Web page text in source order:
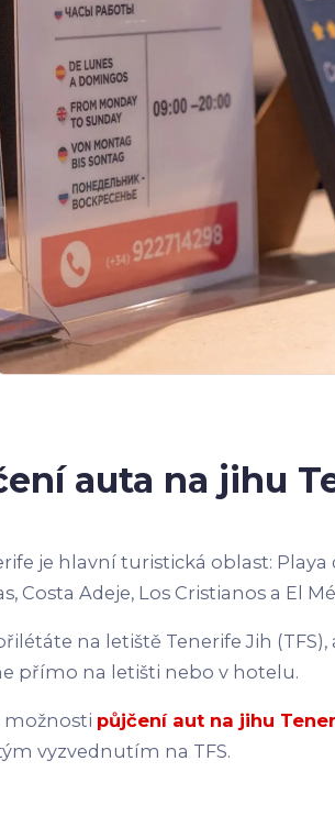
auta na jihu
je hlavní turistická oblast: Playa
Costa Adeje, Los Cristianos a El
na letiště Tenerife Jih
přímo na letišti nebo v hotelu.
možnosti půjčení aut na jihu
vyzvednutím na TFS.